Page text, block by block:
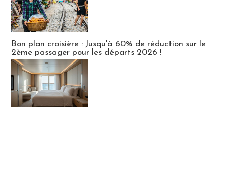
Bon plan croisière : Jusqu'à 60% de réduction sur le
2ème passager pour les départs 2026 !